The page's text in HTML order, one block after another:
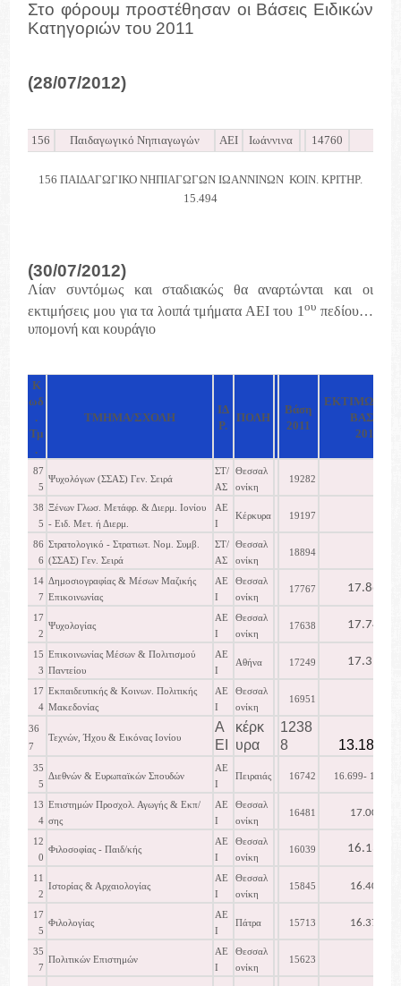
Στο φόρουμ προστέθησαν οι Βάσεις Ειδικών
Κατηγοριών του 2011
(28/07/2012)
156 Παιδαγωγικό Νηπιαγωγών ΑΕΙ Ιωάννινα 14760
156 ΠΑΙΔΑΓΩΓΙΚΟ ΝΗΠΙΑΓΩΓΩΝ ΙΩΑΝΝΙΝΩΝ ΚΟΙΝ. ΚΡΙΤΗΡ.
15.494
(30/07/2012)
Λίαν συντόμως και σταδιακώς θα αναρτώνται και οι
εκτιμήσεις μου για τα λοιπά τμήματα ΑΕΙ του 1ου πεδίου…
υπομονή και κουράγιο
K
ωδ
.
Τμ
.
ΤΜΗΜΑ/ΣΧΟΛΗ
ΙΔ
Ρ.
ΠΟΛΗ
Βάση
2011
ΒΑΣΗ
2012
87
5
Ψυχολόγων (ΣΣΑΣ) Γεν. Σειρά
ΣΤ/
ΑΣ
Θεσσαλ
ονίκη
19282
38
5
Ξένων Γλωσ. Μετάφρ. & Διερμ. Ιονίου
- Ειδ. Μετ. ή Διερμ.
ΑΕ
Ι
Κέρκυρα 19197
86
6
Στρατολογικό - Στρατιωτ. Νομ. Συμβ.
(ΣΣΑΣ) Γεν. Σειρά
ΣΤ/
ΑΣ
Θεσσαλ
ονίκη
18894
14
7
Δημοσιογραφίας & Μέσων Μαζικής
Επικοινωνίας
ΑΕ
Ι
Θεσσαλ
ονίκη
17767 17.863
17
2
Ψυχολογίας
ΑΕ
Ι
Θεσσαλ
ονίκη
17638 17.744
15
3
Επικοινωνίας Μέσων & Πολιτισμού
Παντείου
ΑΕ
Ι
Αθήνα 17249 17.397
17
4
Εκπαιδευτικής & Κοινων. Πολιτικής
Μακεδονίας
ΑΕ
Ι
Θεσσαλ
ονίκη
16951
36
7
Τεχνών, Ήχου & Εικόνας Ιονίου
Α
ΕΙ
κέρκ
υρα
1238
8
13.182
35
5
Διεθνών & Ευρωπαϊκών Σπουδών
ΑΕ
Ι
Πειραιάς 16742 16.699- 16.889
13
4
Επιστημών Προσχολ. Αγωγής & Εκπ/
σης
ΑΕ
Ι
Θεσσαλ
ονίκη
16481 17.000
12
0
Φιλοσοφίας - Παιδ/κής
ΑΕ
Ι
Θεσσαλ
ονίκη
16039 16.138
11
2
Ιστορίας & Αρχαιολογίας
ΑΕ
Ι
Θεσσαλ
ονίκη
15845 16.407
17
5
Φιλολογίας
ΑΕ
Ι
Πάτρα 15713 16.374
35
7
Πολιτικών Επιστημών
ΑΕ
Ι
Θεσσαλ
ονίκη
15623